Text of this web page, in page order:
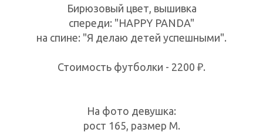
Бирюзовый цвет, вышивка
спереди: "HAPPY PANDA"
на спине: "Я делаю детей успешными".
Стоимость футболки - 2200 ₽.
На фото девушка:
рост 165, размер М.